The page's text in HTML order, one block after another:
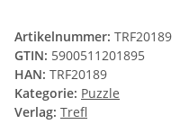
Artikelnummer: TRF20189
GTIN: 5900511201895
HAN: TRF20189
Kategorie: Puzzle
Verlag: Trefl